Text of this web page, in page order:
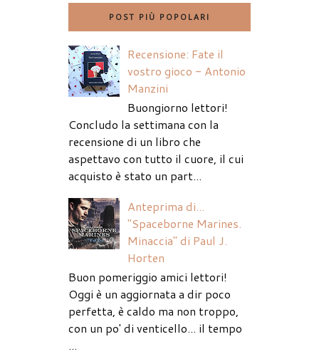
POST PIÙ POPOLARI
Recensione: Fate il
vostro gioco - Antonio
Manzini
Buongiorno lettori!
Concludo la settimana con la
recensione di un libro che
aspettavo con tutto il cuore, il cui
acquisto è stato un part...
Anteprima di...
"Spaceborne Marines.
Minaccia" di Paul J.
Horten
Buon pomeriggio amici lettori!
Oggi è un aggiornata a dir poco
perfetta, è caldo ma non troppo,
con un po' di venticello... il tempo
...